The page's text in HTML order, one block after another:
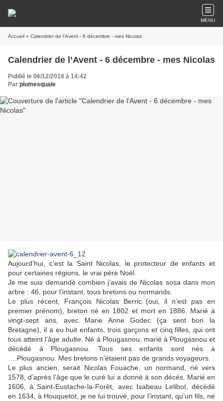
MENU
Accueil » Calendrier de l’Avent - 6 décembre - mes Nicolas
Calendrier de l’Avent - 6 décembre - mes Nicolas
Publié le 06/12/2018 à 14:42
Par plumesquale
Aujourd’hui, c’est la Saint Nicolas, le protecteur de enfants et
pour certaines régions, le vrai père Noël.
Je me suis demandé combien j’avais de Nicolas sosa dans mon
arbre : 46, pour l’instant, tous bretons ou normands.
Le plus récent, François Nicolas Berric (oui, il n’est pas en
premier prénom), breton né en 1802 et mort en 1886. Marié à
vingt-sept ans, avec Marie Anne Godec (ça sent bon la
Bretagne), il a eu huit enfants, trois garçons et cinq filles, qui ont
tous atteint l’âge adulte. Né à Plougasnou, marié à Plougasnou et
décédé à Plougasnou. Tous ses enfants sont nés à
….Plougasnou. Mes bretons n’étaient pas de grands voyageurs.
Le plus ancien, serait Nicolas Fouache, un normand, né vers
1578, d’après l’âge que le curé lui a donné à son décès. Marié en
1606, à Saint-Eustache-la-Forêt, avec Isabeau Lelibot, décédé
en 1634, à Houquetot, je ne lui trouvé, pour l’instant, qu’un fils, né